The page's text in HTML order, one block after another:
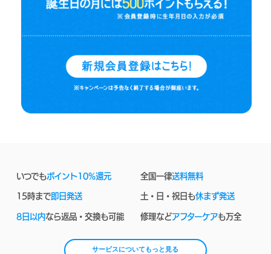
いつでもポイント10%還元 全国一律送料無料
15時まで即日発送 土・日・祝日も休まず発送
8日以内なら返品・交換も可能 修理などアフターケアも万全
サービスについてもっと見る